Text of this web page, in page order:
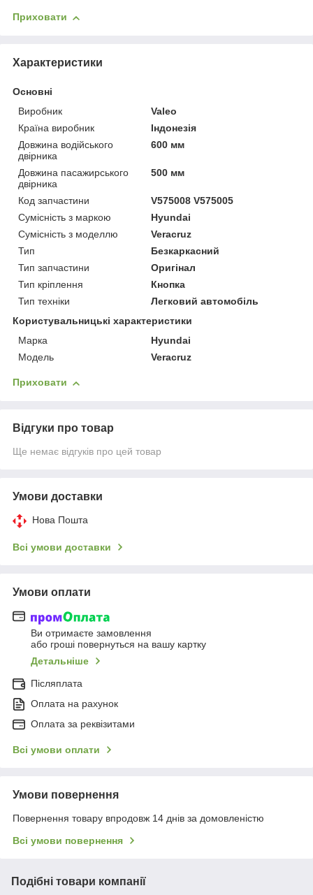
Приховати
Характеристики
Основні
Виробник
Valeo
Країна виробник
Індонезія
Довжина водійського
двірника
600 мм
Довжина пасажирського
двірника
500 мм
Код запчастини
V575008 V575005
Сумісність з маркою
Hyundai
Сумісність з моделлю
Veracruz
Тип
Безкаркасний
Тип запчастини
Оригінал
Тип кріплення
Кнопка
Тип техніки
Легковий автомобіль
Користувальницькі характеристики
Марка
Hyundai
Модель
Veracruz
Приховати
Відгуки про товар
Ще немає відгуків про цей товар
Умови доставки
Нова Пошта
Всі умови доставки
Умови оплати
Ви отримаєте замовлення
або гроші повернуться на вашу картку
Детальніше
Післяплата
Оплата на рахунок
Оплата за реквізитами
Всі умови оплати
Умови повернення
Повернення товару впродовж 14 днів за домовленістю
Всі умови повернення
Подібні товари компанії